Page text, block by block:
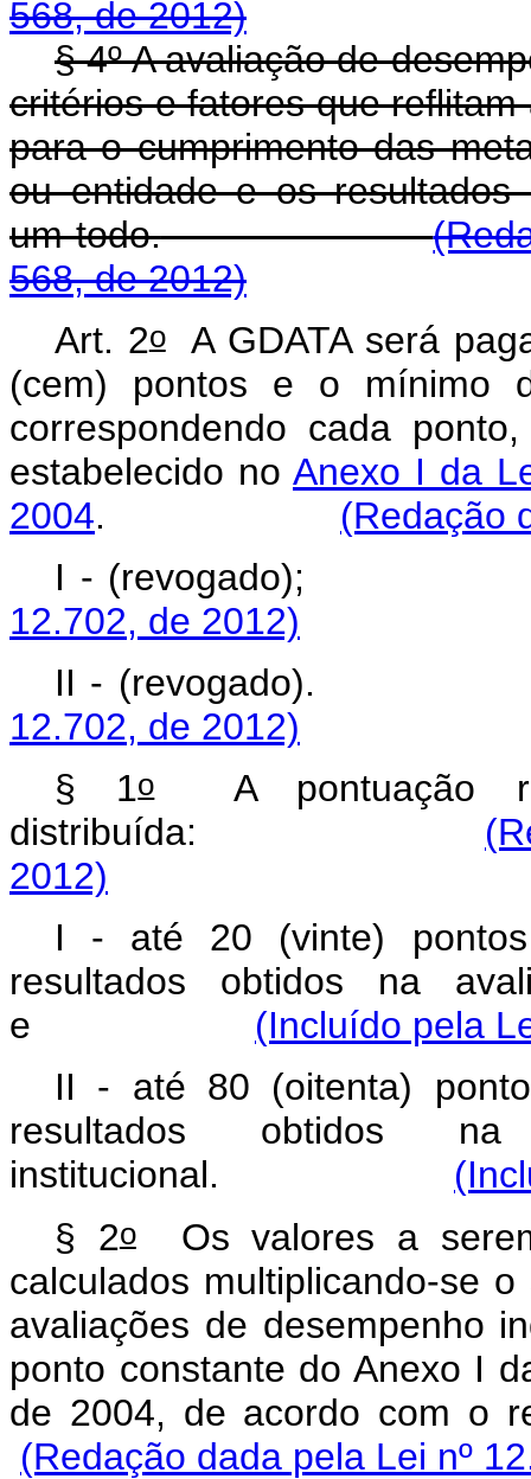
568, de 2012)
§ 4º A avaliação de
critérios e fatores que
para o cumprimento das
ou entidade e os resultados
um todo.
568, de 2012)
Art. 2oA GDATA será
(cem) pontos e o mínimo
correspondendo cada
estabelecido no Anexo I da
2004.
(Redação
I -
12.702, de 2012)
II -
12.702, de 2012)
§ 1oA pontuação
distribuída:
2012)
I - até 20 (vinte)
resultados obtidos na
e (Incluído pela
II - até 80 (oitenta)
resultados obtidos
institucional.
§ 2oOs valores a
calculados multiplicando-se
avaliações de desempenho
ponto constante do Anexo I
de 2004, de
(Redação dada pela Lei nº